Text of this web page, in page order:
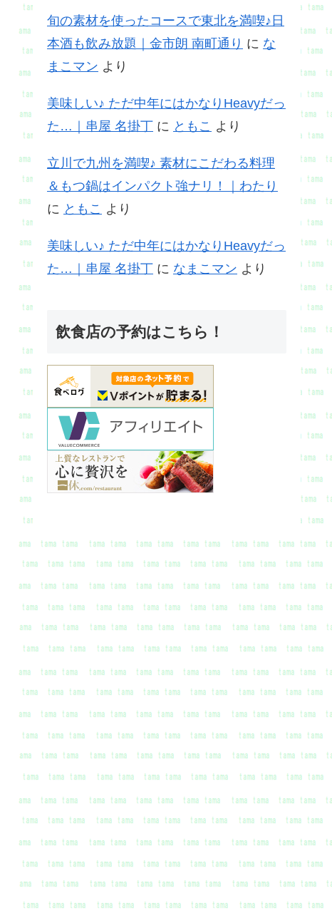
旬の素材を使ったコースで東北を満喫♪日
本酒も飲み放題｜金市朗 南町通り に な
まこマン より
美味しい♪ ただ中年にはかなりHeavyだっ
た…｜串屋 名掛丁 に ともこ より
立川で九州を満喫♪ 素材にこだわる料理
＆もつ鍋はインパクト強ナリ！｜わたり
に ともこ より
美味しい♪ ただ中年にはかなりHeavyだっ
た…｜串屋 名掛丁 に なまこマン より
飲食店の予約はこちら！